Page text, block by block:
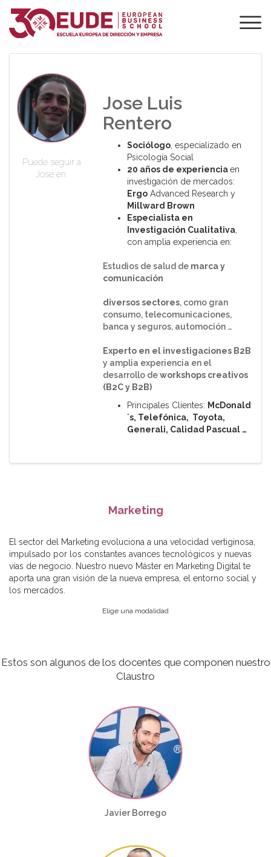
PROFESORADO DE
EUDE
Puede seguir a
Jose en:
Jose Luis
Rentero
Sociólogo, especializado en
Psicología Social
20 años de experienciaen
investigación de mercados:
ErgoAdvanced Research y
Millward Brown
Especialista en
Investigación Cualitativa,
con amplia experiencia en:
Estudios de salud de marca y
comunicación
diversos sectores, como gran
consumo, telecomunicaciones,
banca y seguros, automoción …
Experto en el investigaciones B2B
y amplia experiencia en el
desarrollo deworkshops creativos
(B2C y B2B)
Principales Clientes: McDonald
´s, Telefónica, Toyota,
Generali, Calidad Pascual …
Marketing
El sector del Marketing evoluciona a una velocidad vertiginosa,
impulsado por los constantes avances tecnológicos y nuevas
vías de negocio. Nuestro nuevo Máster en Marketing Digital te
aporta una gran visión de la nueva empresa, el entorno social y
los mercados.
Elige una modalidad
Estos son algunos de los docentes que componen nuestro
Claustro
Javier Borrego